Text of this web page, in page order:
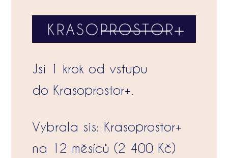
Jsi 1 krok od vstupu
do Krasoprostor+.
Vybrala sis: Krasoprostor+
na 12 měsíců (2 400 Kč)